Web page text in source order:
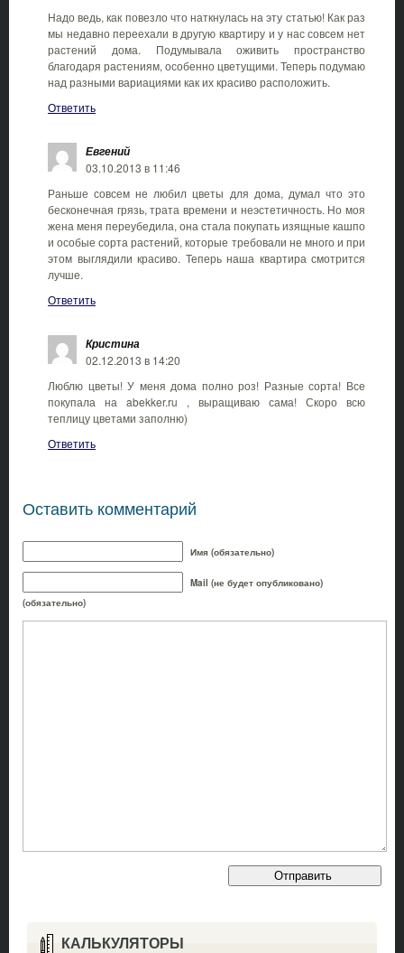
Надо ведь, как повезло что наткнулась на эту статью! Как раз
мы недавно переехали в другую квартиру и у нас совсем нет
растений дома. Подумывала оживить пространство
благодаря растениям, особенно цветущими. Теперь подумаю
над разными вариациями как их красиво расположить.
Ответить
Евгений
03.10.2013 в 11:46
Раньше совсем не любил цветы для дома, думал что это
бесконечная грязь, трата времени и неэстетичность. Но моя
жена меня переубедила, она стала покупать изящные кашпо
и особые сорта растений, которые требовали не много и при
этом выглядили красиво. Теперь наша квартира смотрится
лучше.
Ответить
Кристина
02.12.2013 в 14:20
Люблю цветы! У меня дома полно роз! Разные сорта! Все
покупала на abekker.ru , выращиваю сама! Скоро всю
теплицу цветами заполню)
Ответить
Оставить комментарий
Имя (обязательно)
Mail (не будет опубликовано)
(обязательно)
КАЛЬКУЛЯТОРЫ